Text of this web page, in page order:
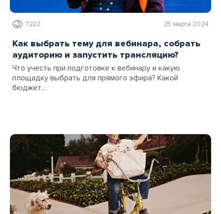
7222 25 марта 2024
Как выбрать тему для вебинара, собрать
аудиторию и запустить трансляцию?
Что учесть при подготовке к вебинару и какую
площадку выбрать для прямого эфира? Какой
бюджет...